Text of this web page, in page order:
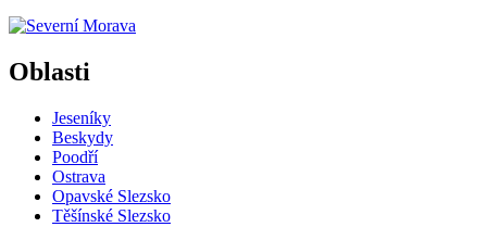
Oblasti
Jeseníky
Beskydy
Poodří
Ostrava
Opavské Slezsko
Těšínské Slezsko